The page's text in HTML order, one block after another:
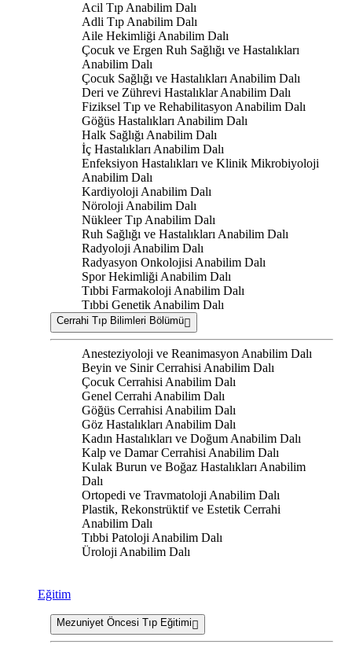
Acil Tıp Anabilim Dalı
Adli Tıp Anabilim Dalı
Aile Hekimliği Anabilim Dalı
Çocuk ve Ergen Ruh Sağlığı ve Hastalıkları
Anabilim Dalı
Çocuk Sağlığı ve Hastalıkları Anabilim Dalı
Deri ve Zührevi Hastalıklar Anabilim Dalı
Fiziksel Tıp ve Rehabilitasyon Anabilim Dalı
Göğüs Hastalıkları Anabilim Dalı
Halk Sağlığı Anabilim Dalı
İç Hastalıkları Anabilim Dalı
Enfeksiyon Hastalıkları ve Klinik Mikrobiyoloji
Anabilim Dalı
Kardiyoloji Anabilim Dalı
Nöroloji Anabilim Dalı
Nükleer Tıp Anabilim Dalı
Ruh Sağlığı ve Hastalıkları Anabilim Dalı
Radyoloji Anabilim Dalı
Radyasyon Onkolojisi Anabilim Dalı
Spor Hekimliği Anabilim Dalı
Tıbbi Farmakoloji Anabilim Dalı
Tıbbi Genetik Anabilim Dalı
Cerrahi Tıp Bilimleri Bölümü
Anesteziyoloji ve Reanimasyon Anabilim Dalı
Beyin ve Sinir Cerrahisi Anabilim Dalı
Çocuk Cerrahisi Anabilim Dalı
Genel Cerrahi Anabilim Dalı
Göğüs Cerrahisi Anabilim Dalı
Göz Hastalıkları Anabilim Dalı
Kadın Hastalıkları ve Doğum Anabilim Dalı
Kalp ve Damar Cerrahisi Anabilim Dalı
Kulak Burun ve Boğaz Hastalıkları Anabilim
Dalı
Ortopedi ve Travmatoloji Anabilim Dalı
Plastik, Rekonstrüktif ve Estetik Cerrahi
Anabilim Dalı
Tıbbi Patoloji Anabilim Dalı
Üroloji Anabilim Dalı
Eğitim
Mezuniyet Öncesi Tıp Eğitimi